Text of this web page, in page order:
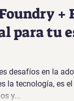
+
para tu
desafíos en la
la tecnología, es
y...